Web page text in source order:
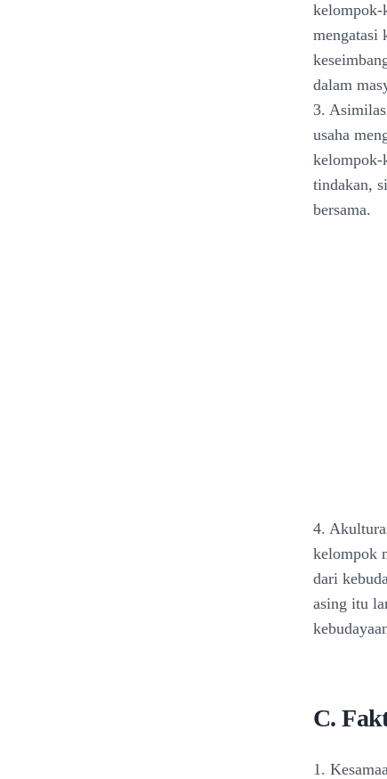
kelompok-
mengatasi
dalam
3.
usaha
kelompok-
tindakan,
bersama.
4.
kelompok
dari
asing itu
C.
1.